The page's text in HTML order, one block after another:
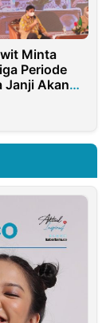
Minta
Periode
Janji Akan